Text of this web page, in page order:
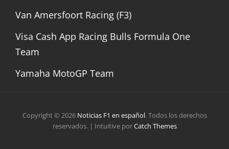
Van Amersfoort Racing (F3)
Visa Cash App Racing Bulls Formula One
Team
Yamaha MotoGP Team
Copyright © 2026 Noticias F1 en español. Todos los derechos
reservados. | Intuitive porCatch Themes